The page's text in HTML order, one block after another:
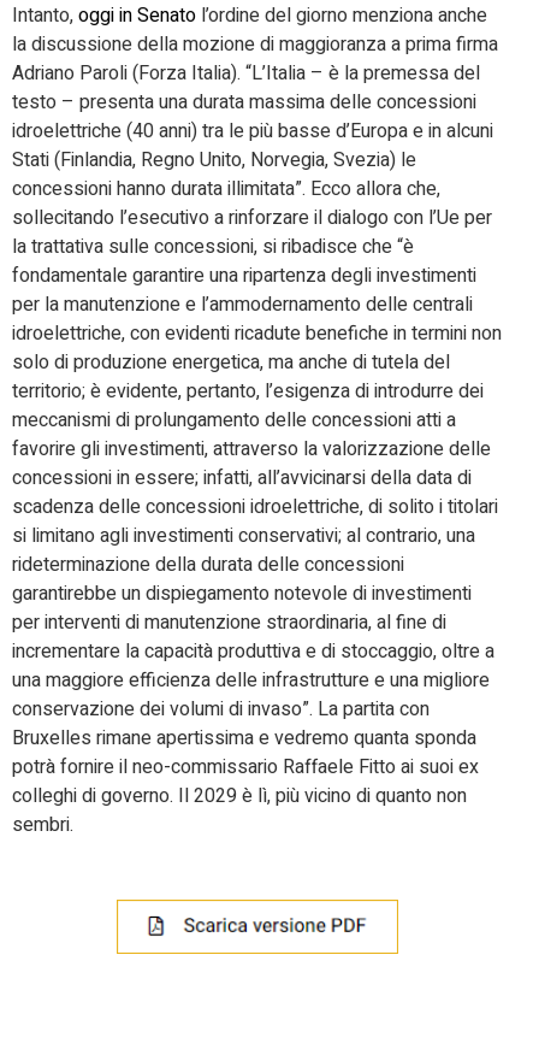
Intanto,oggi in Senato l’ordine del giorno menziona anche
la discussione della mozione di maggioranza a prima firma
Adriano Paroli (Forza Italia). “L’Italia – è la premessa del
testo – presenta una durata massima delle concessioni
idroelettriche (40 anni) tra le più basse d’Europa e in alcuni
Stati (Finlandia, Regno Unito, Norvegia, Svezia) le
concessioni hanno durata illimitata”. Ecco allora che,
sollecitando l’esecutivo a rinforzare il dialogo con l’Ue per
la trattativa sulle concessioni, si ribadisce che “è
fondamentale garantire una ripartenza degli investimenti
per la manutenzione e l’ammodernamento delle centrali
idroelettriche, con evidenti ricadute benefiche in termini non
solo di produzione energetica, ma anche di tutela del
territorio; è evidente, pertanto, l’esigenza di introdurre dei
meccanismi di prolungamento delle concessioni atti a
favorire gli investimenti, attraverso la valorizzazione delle
concessioni in essere; infatti, all’avvicinarsi della data di
scadenza delle concessioni idroelettriche, di solito i titolari
si limitano agli investimenti conservativi; al contrario, una
rideterminazione della durata delle concessioni
garantirebbe un dispiegamento notevole di investimenti
per interventi di manutenzione straordinaria, al fine di
incrementare la capacità produttiva e di stoccaggio, oltre a
una maggiore efficienza delle infrastrutture e una migliore
conservazione dei volumi di invaso”. La partita con
Bruxelles rimane apertissima e vedremo quanta sponda
potrà fornire il neo-commissario Raffaele Fitto ai suoi ex
colleghi di governo. Il 2029 è lì, più vicino di quanto non
sembri.